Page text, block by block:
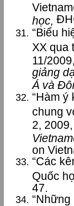
học,
“Biểu
XX qua
11/
giảng
Á và
“Hàm ý
chung
2,
on
“Các
Quốc
47.